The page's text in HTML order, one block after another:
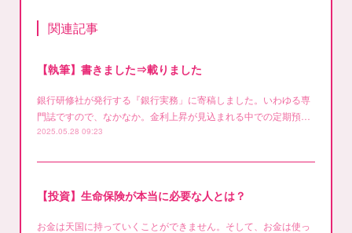
関連記事
【執筆】書きました⇒載りました
銀行研修社が発行する『銀行実務」に寄稿しました。いわゆる専
門誌ですので、なかなか。金利上昇が見込まれる中での定期預…
2025.05.28 09:23
【投資】生命保険が本当に必要な人とは？
お金は天国に持っていくことができません。そして、お金は使っ